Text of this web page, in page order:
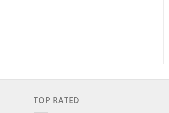
TOP RATED